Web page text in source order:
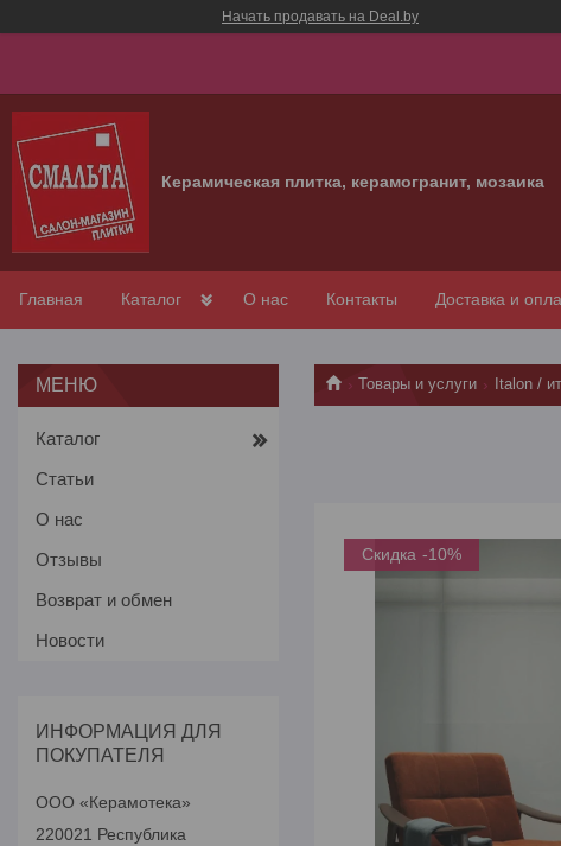
Начать продавать на Deal.by
Керамическая плитка, керамогранит, мозаика
Главная Каталог О нас Контакты Доставка и
Товары и услуги Italon /
-10%
Каталог
Статьи
О нас
Отзывы
Возврат и обмен
Новости
ИНФОРМАЦИЯ ДЛЯ
ПОКУПАТЕЛЯ
ООО «Керамотека»
220021 Республика